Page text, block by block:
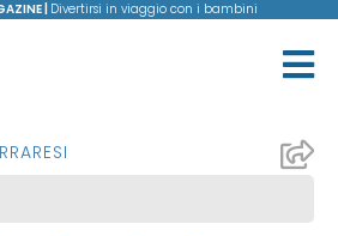
| Divertirsi in viaggio con i bambini